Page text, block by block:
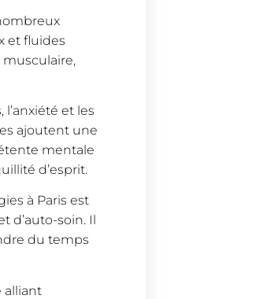
et fluides
et les
ajoutent une
mentale
d’esprit.
à Paris est
soin. Il
du temps
alliant